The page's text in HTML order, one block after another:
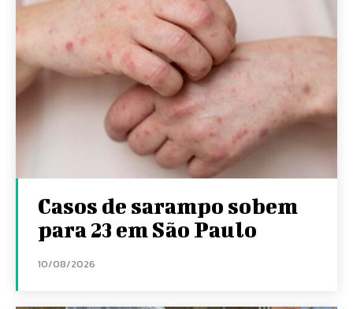
Casos de sarampo sobem
para 23 em São Paulo
10/08/2026